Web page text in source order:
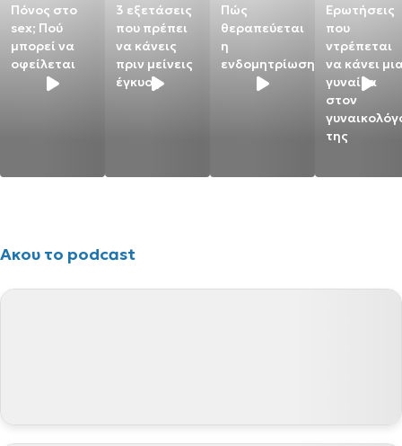
Πόνος στο
sex; Πού
μπορεί να
οφείλεται
3 εξετάσεις
που πρέπει
να κάνεις
πριν μείνεις
έγκυος
Πώς
θεραπεύεται
η
ενδομητρίωση;
Ερωτήσεις
που
ντρέπεται
να κάνει
γυναίκα
στον
της
Ακου το podcast